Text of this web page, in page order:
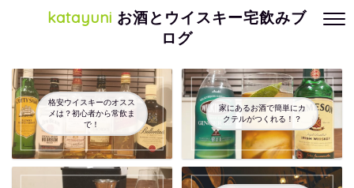
katayuni お酒とウイスキー宅飲みブ
ログ
格安ウイスキーのオスス
メは？初心者から常飲ま
で！
家にあるお酒で簡単にカ
クテルがつくれる！？